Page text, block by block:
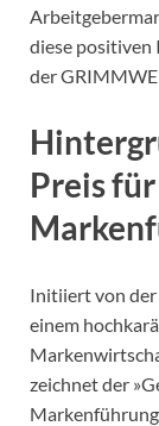
diese positiven
der
Preis
Initiiert von der
einem
zeichnet der